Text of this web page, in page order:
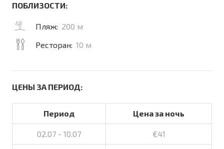
ПОБЛИЗОСТИ:
Пляж: 200 м
Ресторан: 10 м
ЦЕНЫ ЗА ПЕРИОД:
Период Цена за ночь
02.07 - 10.07 €41